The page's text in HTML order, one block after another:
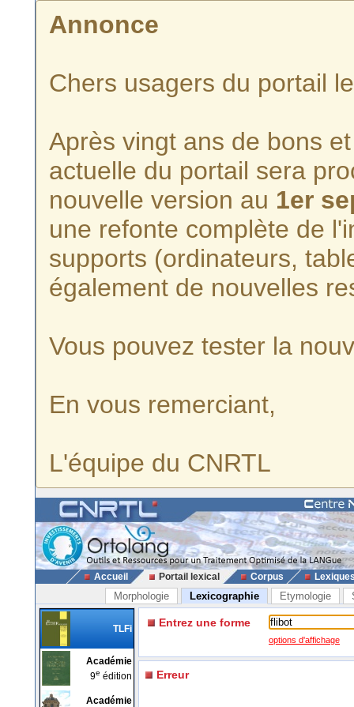
Annonce
Chers usagers du portail
Après vingt ans de bons
actuelle du portail sera
nouvelle version au 1er
une refonte complète de
supports (ordinateurs,
également de nouvelles
Vous pouvez tester la
En vous remerciant,
L'équipe du CNRTL
Accueil Portail lexical Corpus
Morphologie Lexicographie Etymologie
TLFi
Académie
9e édition
Académie
Entrez une forme
options d'affichage
Erreur